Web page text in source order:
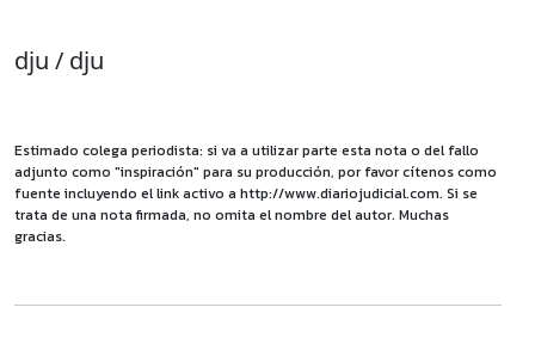
dju / dju
Estimado colega periodista: si va a utilizar parte esta nota o del fallo
adjunto como "inspiración" para su producción, por favor cítenos como
fuente incluyendo el link activo a http://www.diariojudicial.com. Si se
trata de una nota firmada, no omita el nombre del autor. Muchas
gracias.